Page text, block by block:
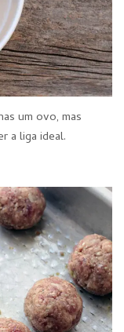
um ovo, mas
a liga ideal.